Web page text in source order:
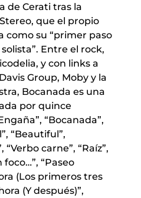
de Cerati tras la
que el propio
como su “primer paso
Entre el rock,
y con links a
Group, Moby y la
Bocanada es una
por quince
“Bocanada”,
“Beautiful”,
carne”, “Raíz”,
foco…”, “Paseo
(Los primeros tres
(Y después)”,